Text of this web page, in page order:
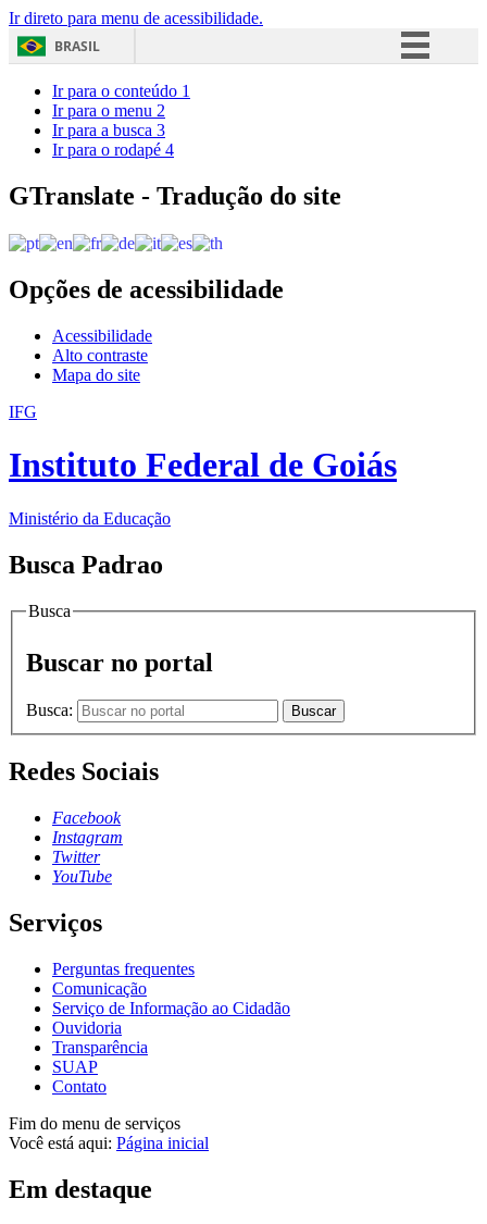
Ir direto para menu de acessibilidade.
BRASIL
Acesso à informação
Ir para o conteúdo 1
Ir para o menu 2
Ir para a busca 3
Ir para o rodapé 4
GTranslate - Tradução do site
Opções de acessibilidade
Acessibilidade
Alto contraste
Mapa do site
IFG
Instituto Federal de Goiás
Ministério da Educação
Busca Padrao
Busca
Buscar no portal
Busca: Buscar
Redes Sociais
Facebook
Instagram
Twitter
YouTube
Serviços
Perguntas frequentes
Comunicação
Serviço de Informação ao Cidadão
Ouvidoria
Transparência
SUAP
Contato
Fim do menu de serviços
Você está aqui: Página inicial
Em destaque